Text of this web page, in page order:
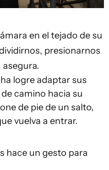
en el tejado de su
presionarnos
logre adaptar sus
camino hacia su
de pie de un salto,
vuelva a entrar.
hace un gesto para